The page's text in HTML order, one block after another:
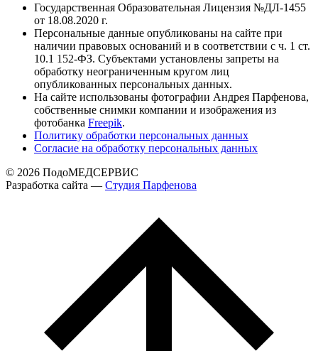
Государственная Образовательная Лицензия №ДЛ-1455
от 18.08.2020 г.
Персональные данные опубликованы на сайте при
наличии правовых оснований и в соответствии с ч. 1 ст.
10.1 152-ФЗ. Субъектами установлены запреты на
обработку неограниченным кругом лиц
опубликованных персональных данных.
На сайте использованы фотографии Андрея Парфенова,
собственные снимки компании и изображения из
фотобанка Freepik.
Политику обработки персональных данных
Согласие на обработку персональных данных
© 2026 ПодоМЕДСЕРВИС
Разработка сайта — Cтудия Парфенова